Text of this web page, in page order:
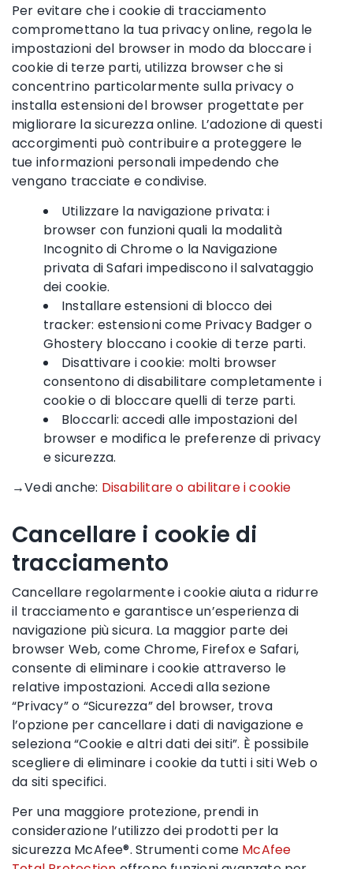
Per evitare che i cookie di tracciamento
compromettano la tua privacy online, regola le
impostazioni del browser in modo da bloccare i
cookie di terze parti, utilizza browser che si
concentrino particolarmente sulla privacy o
installa estensioni del browser progettate per
migliorare la sicurezza online. L’adozione di questi
accorgimenti può contribuire a proteggere le
tue informazioni personali impedendo che
vengano tracciate e condivise.
Utilizzare la navigazione privata: i
browser con funzioni quali la modalità
Incognito di Chrome o la Navigazione
privata di Safari impediscono il salvataggio
dei cookie.
Installare estensioni di blocco dei
tracker: estensioni come Privacy Badger o
Ghostery bloccano i cookie di terze parti.
Disattivare i cookie: molti browser
consentono di disabilitare completamente i
cookie o di bloccare quelli di terze parti.
Bloccarli: accedi alle impostazioni del
browser e modifica le preferenze di privacy
e sicurezza.
→Vedi anche: Disabilitare o abilitare i cookie
Cancellare i cookie di
tracciamento
Cancellare regolarmente i cookie aiuta a ridurre
il tracciamento e garantisce un’esperienza di
navigazione più sicura. La maggior parte dei
browser Web, come Chrome, Firefox e Safari,
consente di eliminare i cookie attraverso le
relative impostazioni. Accedi alla sezione
“Privacy” o “Sicurezza” del browser, trova
l’opzione per cancellare i dati di navigazione e
seleziona “Cookie e altri dati dei siti”. È possibile
scegliere di eliminare i cookie da tutti i siti Web o
da siti specifici.
Per una maggiore protezione, prendi in
considerazione l’utilizzo dei prodotti per la
sicurezza McAfee®. Strumenti come McAfee